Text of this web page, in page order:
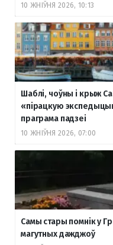
10 ЖНІЎНЯ 2026, 10:13
Шаблі, чоўны і крыж
«пірацкую
праграма падзеі
10 ЖНІЎНЯ 2026, 07:00
Самы стары помнік у
магутных дажджоў